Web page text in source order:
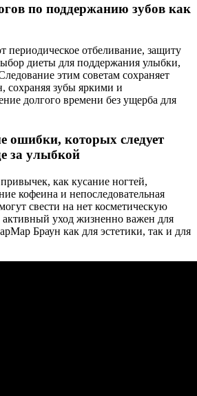
по поддержанию зубов как
периодическое отбеливание, защиту
диеты для поддержания улыбки,
этим советам сохраняет
зубы яркими и
долгого времени без ущерба для
ошибки, которых следует
за улыбкой
как кусание ногтей,
кофеина и непоследовательная
свести на нет косметическую
активный уход жизненно важен для
Браун как для эстетики, так и для